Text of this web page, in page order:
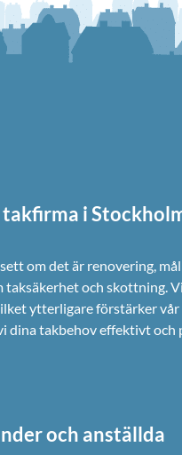
i
om det är renovering,
och skottning.
ytterligare förstärker
dina takbehov effektivt och
och anställda